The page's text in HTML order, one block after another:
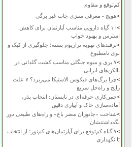
کم‌توقع و مقاوم
>هویج - معرفی سبزی جات غیر برگی
>
۱۰ گیاه دارویی مناسب آپارتمان برای کاهش
استرس و بهبود خواب
>ترفندهای تهویه تراریوم بسته؛ جلوگیری از کپک و
بوی نامطبوع
>
۷ بری و میوه جنگلی مناسب کشت گلدانی در
بالکن‌های ایرانی
>
چرا برگ‌های فیکوس الاستیکا می‌ریزد؟ ۷ علت
رایج و راه‌حل سریع
>چمن‌کاری حرفه‌ای در تابستان: انتخاب بذر،
آماده‌سازی خاک و آبیاری دقیق
>شناخت «جانوران مضر باغ» و راه‌های طبیعی دور
نگه‌داشتنشان
>
۷ گیاه کم‌توقع برای آپارتمان‌های کم‌نور؛ از انتخاب
تا نگهداری